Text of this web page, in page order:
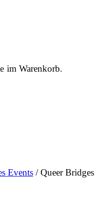
im Warenkorb.
Events/ Queer Bridges